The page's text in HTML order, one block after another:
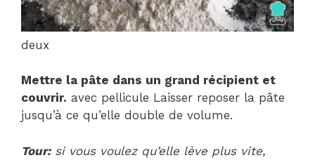
deux
Mettre la pâte dans un grand récipient et
couvrir. avec pellicule Laisser reposer la pâte
jusqu’à ce qu’elle double de volume.
Tour:si vous voulez qu’elle lève plus vite,